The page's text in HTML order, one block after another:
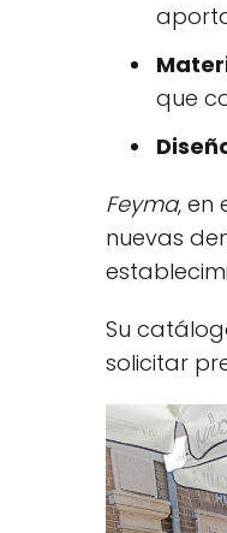
que
Feyma, en
nuevas
Su
solicitar